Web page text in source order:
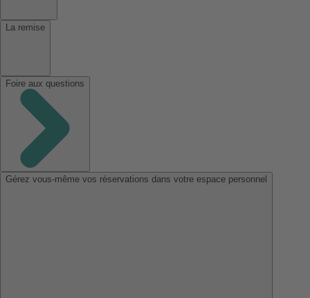
La remise
Foire aux questions
Gérez vous-même vos réservations dans votre espace personnel